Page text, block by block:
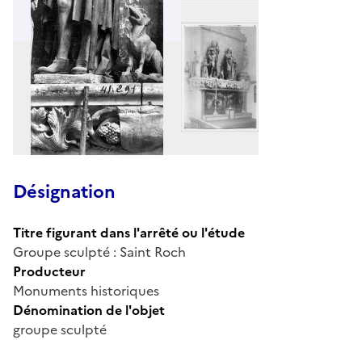
Désignation
Titre figurant dans l'arrêté ou l'étude
Groupe sculpté : Saint Roch
Producteur
Monuments historiques
Dénomination de l'objet
groupe sculpté